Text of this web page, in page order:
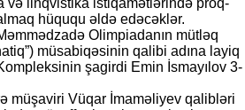
və linqvistika istiqamətlərində proq­
hüququ əldə edəcəklər.
Olimpiadanın mütləq
müsabiqəsinin qalibi adına layiq
şagirdi Emin İsmayılov 3-
müşaviri Vüqar İmam­əliyev qalibləri